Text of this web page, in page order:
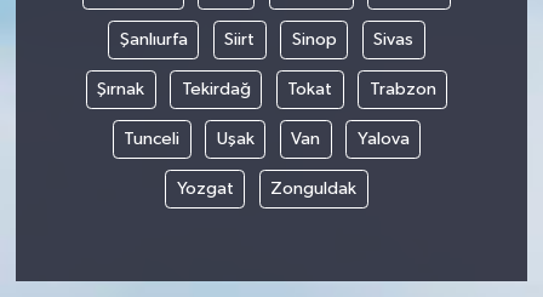
Şanlıurfa Siirt Sinop Sivas
Şırnak Tekirdağ Tokat Trabzon
Tunceli Uşak Van Yalova
Yozgat Zonguldak